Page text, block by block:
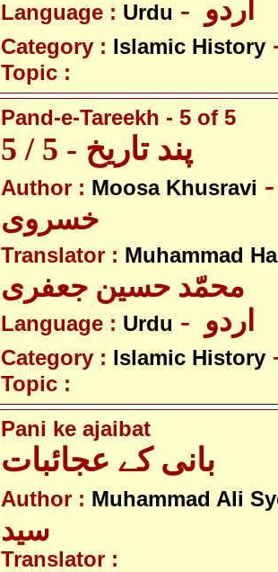
Language : Urdu
Category : Islamic History
Topic :
Pand-e-Tareekh - 5 of 5
پند تاریخ - 5 / 5
Author : Moosa Khusravi
خسروی
Translator : Muhammad
محمّد حسین جعفری
Language : Urdu
Category : Islamic History
Topic :
Pani ke ajaibat
بانی کے عجائبات
Author : Muhammad Ali
سید
Translator :